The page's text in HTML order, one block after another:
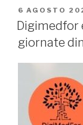
PUBBLICATO
IL
6 AGOSTO
Digimedfor
giornate